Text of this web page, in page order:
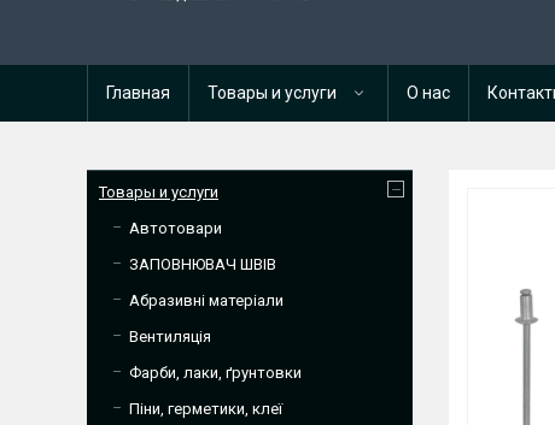
Главная Товары и услуги О нас
Товары и услуги
Автотовари
ЗАПОВНЮВАЧ ШВІВ
Абразивні матеріали
Вентиляція
Фарби, лаки, ґрунтовки
Піни, герметики, клеї